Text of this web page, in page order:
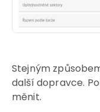
Stejným
další dopravce.
měnit.